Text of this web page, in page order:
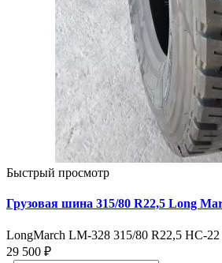
Быстрый просмотр
Грузовая шина 315/80 R22,5 Long
LongMarch LM-328 315/80 R22,5 НС-22
29 500 ₽